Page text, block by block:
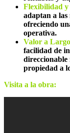
Flexibilidad y
adaptan a las
ofreciendo
operativa.
Valor a
facilidad de
direccionable
propiedad a
Visita a la obra: